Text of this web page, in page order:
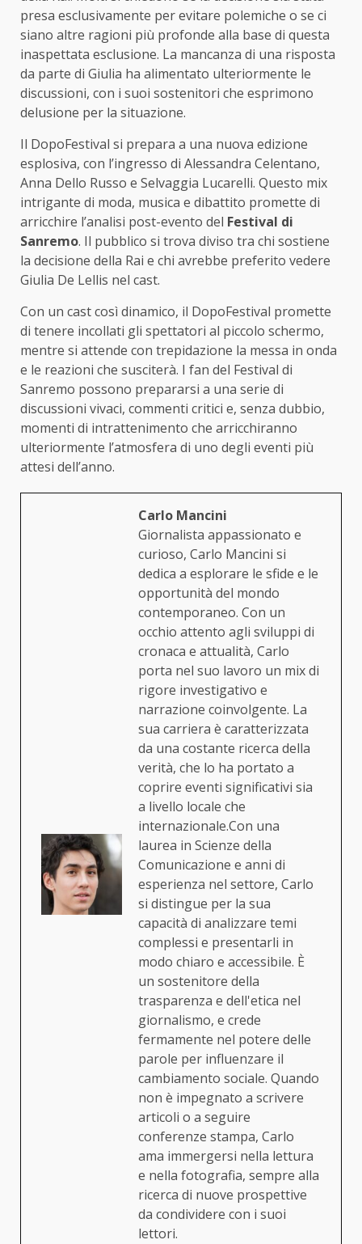
presa esclusivamente per evitare polemiche o se ci
siano altre ragioni più profonde alla base di questa
inaspettata esclusione. La mancanza di una risposta
da parte di Giulia ha alimentato ulteriormente le
discussioni, con i suoi sostenitori che esprimono
delusione per la situazione.
Il DopoFestival si prepara a una nuova edizione
esplosiva, con l’ingresso di Alessandra Celentano,
Anna Dello Russo e Selvaggia Lucarelli. Questo mix
intrigante di moda, musica e dibattito promette di
arricchire l’analisi post-evento del Festival di
Sanremo. Il pubblico si trova diviso tra chi sostiene
la decisione della Rai e chi avrebbe preferito vedere
Giulia De Lellis nel cast.
Con un cast così dinamico, il DopoFestival promette
di tenere incollati gli spettatori al piccolo schermo,
mentre si attende con trepidazione la messa in onda
e le reazioni che susciterà. I fan del Festival di
Sanremo possono prepararsi a una serie di
discussioni vivaci, commenti critici e, senza dubbio,
momenti di intrattenimento che arricchiranno
ulteriormente l’atmosfera di uno degli eventi più
attesi dell’anno.
Carlo Mancini
Giornalista appassionato e
curioso, Carlo Mancini si
dedica a esplorare le sfide e le
opportunità del mondo
contemporaneo. Con un
occhio attento agli sviluppi di
cronaca e attualità, Carlo
porta nel suo lavoro un mix di
rigore investigativo e
narrazione coinvolgente. La
sua carriera è caratterizzata
da una costante ricerca della
verità, che lo ha portato a
coprire eventi significativi sia
a livello locale che
internazionale.Con una
laurea in Scienze della
Comunicazione e anni di
esperienza nel settore, Carlo
si distingue per la sua
capacità di analizzare temi
complessi e presentarli in
modo chiaro e accessibile. È
un sostenitore della
trasparenza e dell'etica nel
giornalismo, e crede
fermamente nel potere delle
parole per influenzare il
cambiamento sociale. Quando
non è impegnato a scrivere
articoli o a seguire
conferenze stampa, Carlo
ama immergersi nella lettura
e nella fotografia, sempre alla
ricerca di nuove prospettive
da condividere con i suoi
lettori.